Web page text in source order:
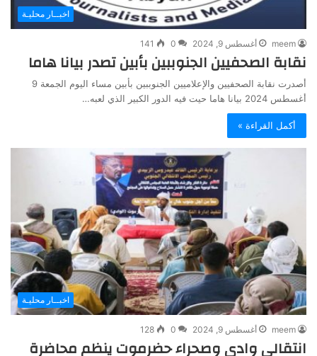
اخبــار محليـة
meem أغسطس 9, 2024 0
141
نقابة الصحفيين الجنوببين بأبين تصدر بيانا هاما
أصدرت نقابة الصحفيين والإعلاميين الجنوببين بأبين مساء اليوم الجمعة 9
أغسطس 2024 بيانا هاما حيت فيه الدور الكبير الذي لعبه…
أكمل القراءة »
اخبــار محليـة
meem أغسطس 9, 2024 0
128
انتقالي وادي وصحراء حضرموت ينظم محاضرة